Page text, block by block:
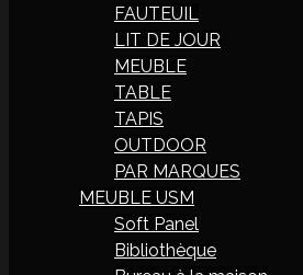
FAUTEUIL
LIT DE JOUR
MEUBLE
TABLE
TAPIS
OUTDOOR
PAR MARQUES
MEUBLE USM
Soft Panel
Bibliothèque